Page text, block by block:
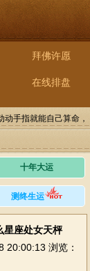
拜佛许愿
在线排盘
手指就能自己算命，
十年大运
测终生运
星座处女天枰
20:00:13 浏览：